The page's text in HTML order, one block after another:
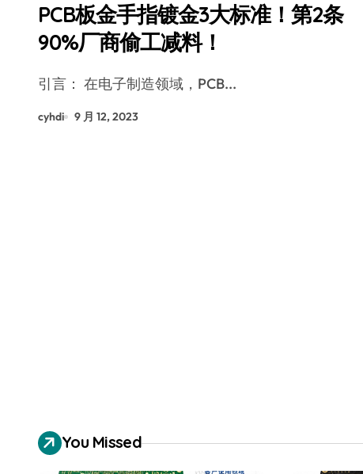
PCB板金手指镀金3大标准！第2条
90%厂商偷工减料！
引言： 在电子制造领域，PCB...
cyhdi 9 月 12, 2023
You Missed